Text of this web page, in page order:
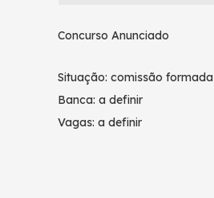
Concurso Anunciado
Situação: comissão formada
Banca: a definir
Vagas: a definir